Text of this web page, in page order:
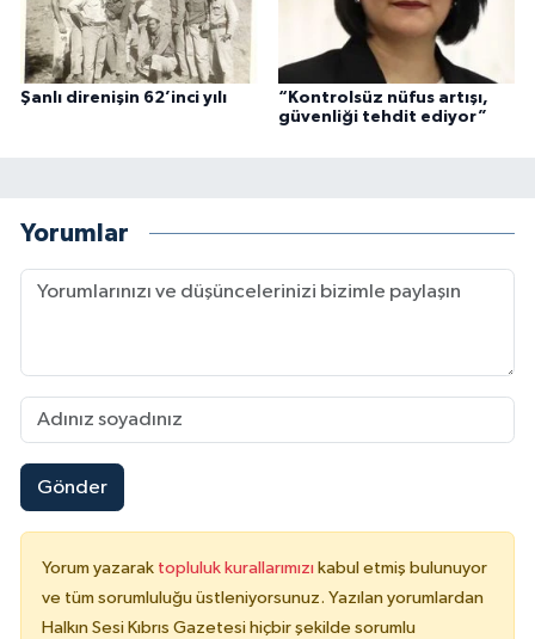
Şanlı direnişin 62’inci yılı
“Kontrolsüz nüfus artışı,
güvenliği tehdit ediyor”
Yorumlar
Gönder
Yorum yazarak topluluk kurallarımızı kabul etmiş bulunuyor
ve tüm sorumluluğu üstleniyorsunuz. Yazılan yorumlardan
Halkın Sesi Kıbrıs Gazetesi hiçbir şekilde sorumlu